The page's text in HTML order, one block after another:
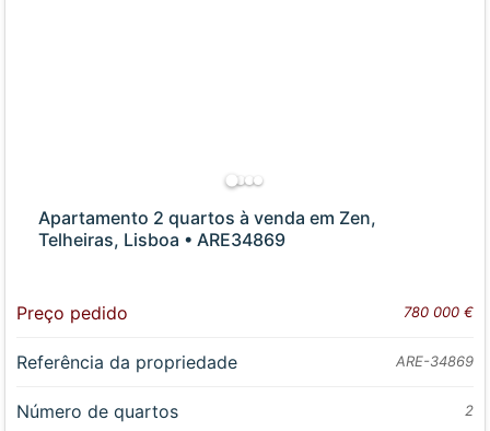
Apartamento 2 quartos à venda em Zen,
Telheiras, Lisboa • ARE34869
Preço pedido 780 000 €
Referência da propriedade ARE-34869
Número de quartos 2